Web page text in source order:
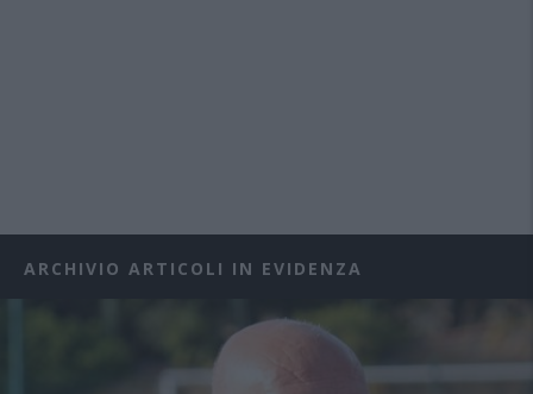
ARCHIVIO ARTICOLI IN EVIDENZA